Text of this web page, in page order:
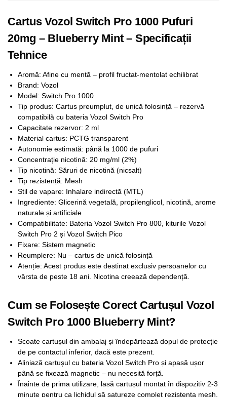
Cartus Vozol Switch Pro 1000 Pufuri
20mg – Blueberry Mint – Specificații
Tehnice
Aromă: Afine cu mentă – profil fructat-mentolat echilibrat
Brand: Vozol
Model: Switch Pro 1000
Tip produs: Cartus preumplut, de unică folosință – rezervă
compatibilă cu bateria Vozol Switch Pro
Capacitate rezervor: 2 ml
Material cartus: PCTG transparent
Autonomie estimată: până la 1000 de pufuri
Concentrație nicotină: 20 mg/ml (2%)
Tip nicotină: Săruri de nicotină (nicsalt)
Tip rezistență: Mesh
Stil de vapare: Inhalare indirectă (MTL)
Ingrediente: Glicerină vegetală, propilenglicol, nicotină, arome
naturale și artificiale
Compatibilitate: Bateria Vozol Switch Pro 800, kiturile Vozol
Switch Pro 2 și Vozol Switch Pico
Fixare: Sistem magnetic
Reumplere: Nu – cartus de unică folosință
Atenție: Acest produs este destinat exclusiv persoanelor cu
vârsta de peste 18 ani. Nicotina creează dependență.
Cum se Folosește Corect Cartușul Vozol
Switch Pro 1000 Blueberry Mint?
Scoate cartușul din ambalaj și îndepărtează dopul de protecție
de pe contactul inferior, dacă este prezent.
Aliniază cartușul cu bateria Vozol Switch Pro și apasă ușor
până se fixează magnetic – nu necesită forță.
Înainte de prima utilizare, lasă cartușul montat în dispozitiv 2-3
minute pentru ca lichidul să satureze complet rezistența mesh.